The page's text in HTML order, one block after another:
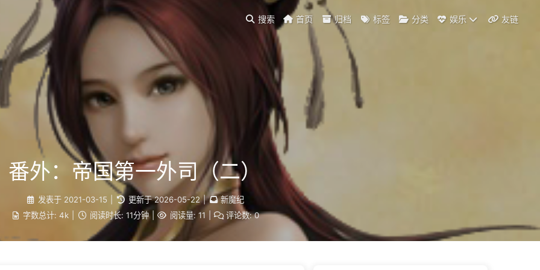
搜索 首页 归档 标签 分类 娱乐 友链
番外：帝国第一外司（二）
发表于 2021-03-15 更新于 2026-05-22 |
新魔纪
字数总计: 4k 阅读时长: 11分钟 阅读量: 11 评论数: 0